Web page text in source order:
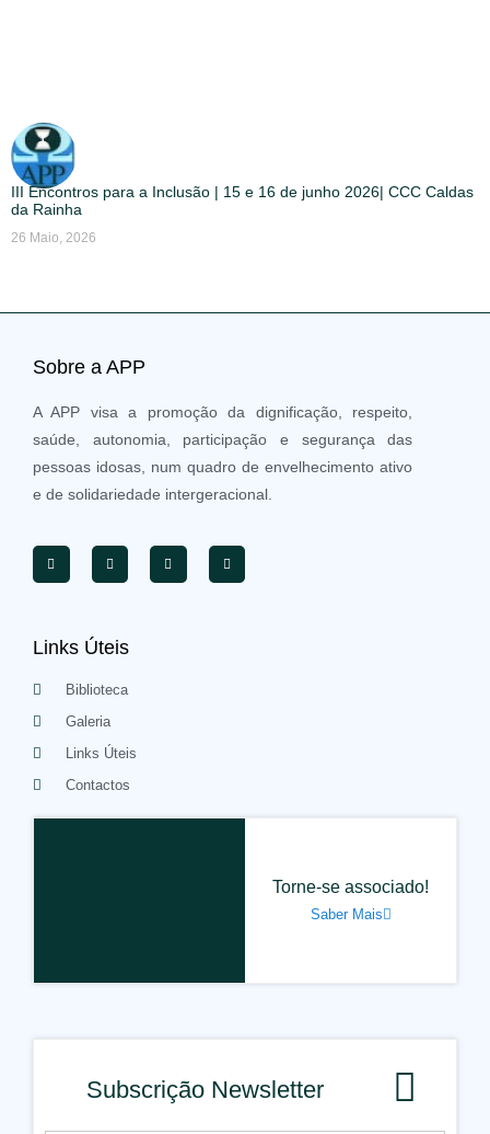
III Encontros para a Inclusão | 15 e 16 de junho 2026| CCC Caldas
da Rainha
26 Maio, 2026
Sobre a APP
A APP visa a promoção da dignificação, respeito,
saúde, autonomia, participação e segurança das
pessoas idosas, num quadro de envelhecimento ativo
e de solidariedade intergeracional.
Links Úteis
Biblioteca
Galeria
Links Úteis
Contactos
Torne-se associado!
Saber Mais
Subscrição Newsletter